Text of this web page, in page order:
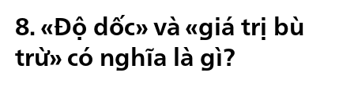
8. «Độ dốc» và «giá trị bù
trừ» có nghĩa là gì?